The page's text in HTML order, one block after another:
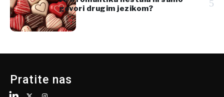
govori drugim jezikom?
5
Pratite nas